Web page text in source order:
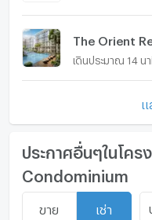
The Orient
เดินประมาณ 14 น
แ
ประกาศอื่นๆในโคร
Condominium
ขาย เช่า